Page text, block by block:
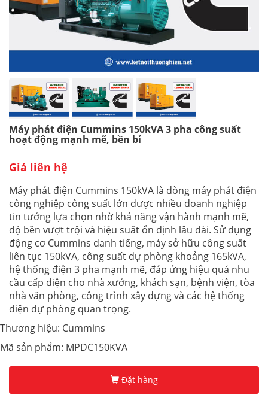
Máy phát điện Cummins 150kVA 3 pha công suất
hoạt động mạnh mẽ, bền bỉ
Giá liên hệ
Máy phát điện Cummins 150kVA là dòng máy phát điện
công nghiệp công suất lớn được nhiều doanh nghiệp
tin tưởng lựa chọn nhờ khả năng vận hành mạnh mẽ,
độ bền vượt trội và hiệu suất ổn định lâu dài. Sử dụng
động cơ Cummins danh tiếng, máy sở hữu công suất
liên tục 150kVA, công suất dự phòng khoảng 165kVA,
hệ thống điện 3 pha mạnh mẽ, đáp ứng hiệu quả nhu
cầu cấp điện cho nhà xưởng, khách sạn, bệnh viện, tòa
nhà văn phòng, công trình xây dựng và các hệ thống
điện dự phòng quan trọng.
Thương hiệu: Cummins
Mã sản phẩm: MPDC150KVA
Đặt hàng